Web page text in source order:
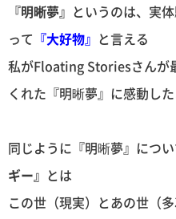
『明晰夢』 というのは、実
って 『大好物』 と言える
私がFloating Storiesさんが
くれた『明晰夢』に感動し
同じように『明晰夢』につ
ギー』 とは
この世（現実）とあの世（